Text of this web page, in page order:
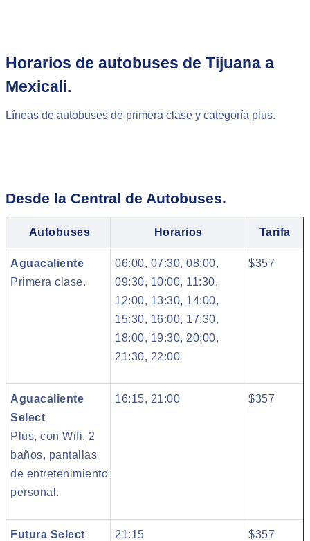
Horarios de autobuses de Tijuana a
Mexicali.
Líneas de autobuses de primera clase y categoría plus.
Desde la Central de Autobuses.
Autobuses Horarios Tarifa
Aguacaliente
Primera clase.
06:00, 07:30, 08:00,
09:30, 10:00, 11:30,
12:00, 13:30, 14:00,
15:30, 16:00, 17:30,
18:00, 19:30, 20:00,
21:30, 22:00
$357
Aguacaliente
Select
Plus, con Wifi, 2
baños, pantallas
de entretenimiento
personal.
16:15, 21:00 $357
Futura Select
21:15 $357